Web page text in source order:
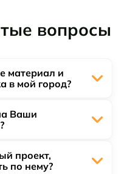
вопросы
материал и
в мой город?
прямиком с
из г. Пестово.
500 км. Если Вы
доставки, то
Ваши
объекты
проект,
по нему?